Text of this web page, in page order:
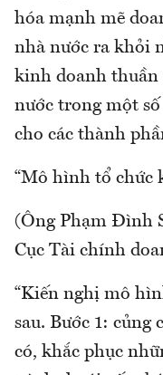
hóa mạnh mẽ
nhà nước ra khỏi
kinh doanh thuần
nước trong một
cho các thành
“Mô hình tổ chức
(Ông Phạm Đình
Cục Tài chính
“Kiến nghị mô
sau. Bước 1: củng
có, khắc phục